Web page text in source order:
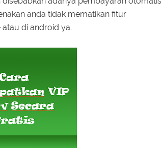
anda tidak mematikan fitur
di android ya.